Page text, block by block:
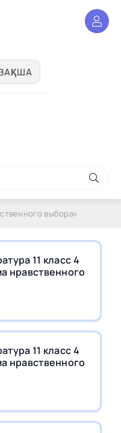
выбора»
11 класс 4
нравственного
11 класс 4
нравственного